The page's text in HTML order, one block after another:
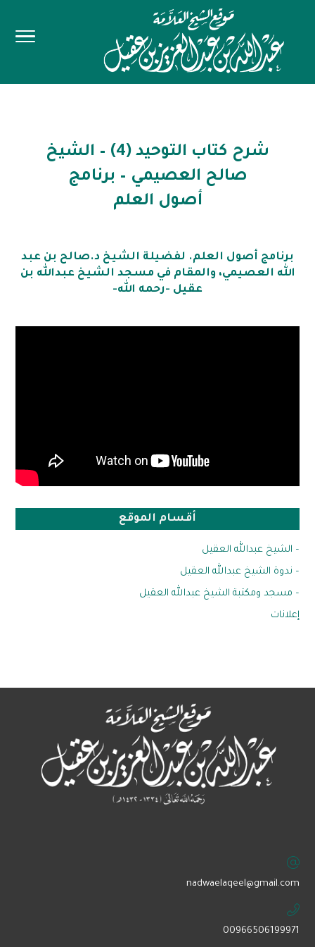
شرح كتاب التوحيد (4) – الشيخ
صالح العصيمي – برنامج
أصول العلم
برنامج أصول العلم. لفضيلة الشيخ د.صالح بن عبد
الله العصيمي، والمقام في مسجد الشيخ عبدالله بن
عقيل -رحمه الله-
أقسام الموقع
– الشيخ عبدالله العقيل
– ندوة الشيخ عبدالله العقيل
– مسجد ومكتبة الشيخ عبدالله العقيل
إعلانات
‏nadwaelaqeel@gmail.com
00966506199971